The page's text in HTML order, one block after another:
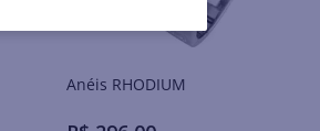
Anéis RHODIUM